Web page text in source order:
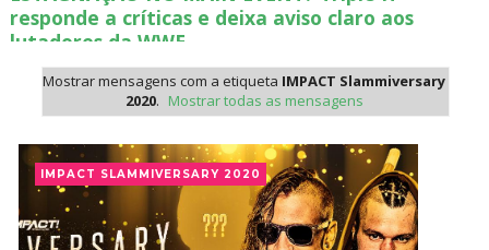
responde a críticas e deixa aviso claro aos
lutadores da WWE
Unknown-Aug 06 2026
REGRESSO IMPRESSIONANTE NO RAW: Bully Ray
critica promo de Big Cass e sugere utilização de
frases icónicas
Unknown -Aug 06 2026
Mostrar mensagens com a etiqueta IMPACT Slammiversary
2020. Mostrar todas as mensagens
IMPACT SLAMMIVERSARY 2020